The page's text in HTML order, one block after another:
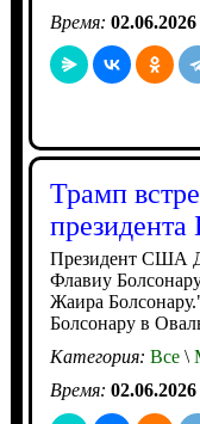
Время:
Трамп
Президент США
Флавиу
Жаира
Болсонару в
Категория: Все\
Время: